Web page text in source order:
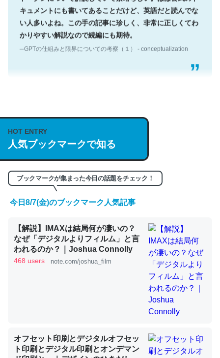
キュメントにも書いてあることだけど、英語だと読んでな
い人多いよね。この手の記事に珍しく、非常に正しくてわ
かりやすい解説なので続編にも期待。
─GPTの仕組みと限界についての考察（１） - conceptualization
説してる記事が少ないので貴重な良記事。/続編来た
https://isobe324649.hatenablog.com/entry/2023/03/27
/064121
─GPTの仕組みと限界についての考察（１） - conceptualization
くらい。小説でいう「ずっと前の伏線」は回収されないけ
ど、短期記憶というには多い分量。進化すればするほど分
かりやすく強くなりそう
昆虫ってカルシウム少ないのか。知らんかった。調べたら
コオロギのカルシウム分はエビの600分の1程度。
HOT ENTRY
人気ブックマークで知る
ブックマークが集まった今日の話題をチェック！
今日8/7(金)のブックマーク人気記事
【解説】IMAXは結局何が凄いの？
なぜ「デジタルよりフィルム」と言
われるのか？｜Joshua Connolly
468 users note.com/joshua_film
オフセット印刷とデジタルオフセッ
ト印刷とデジタル印刷とオンデマン